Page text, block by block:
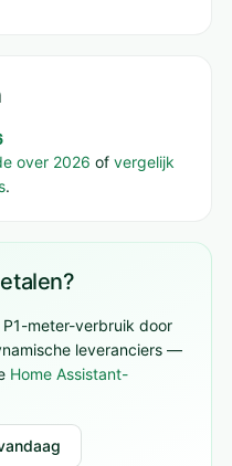
over 2026 of vergelijk
.
meter-verbruik door
leveranciers —
Home Assistant-